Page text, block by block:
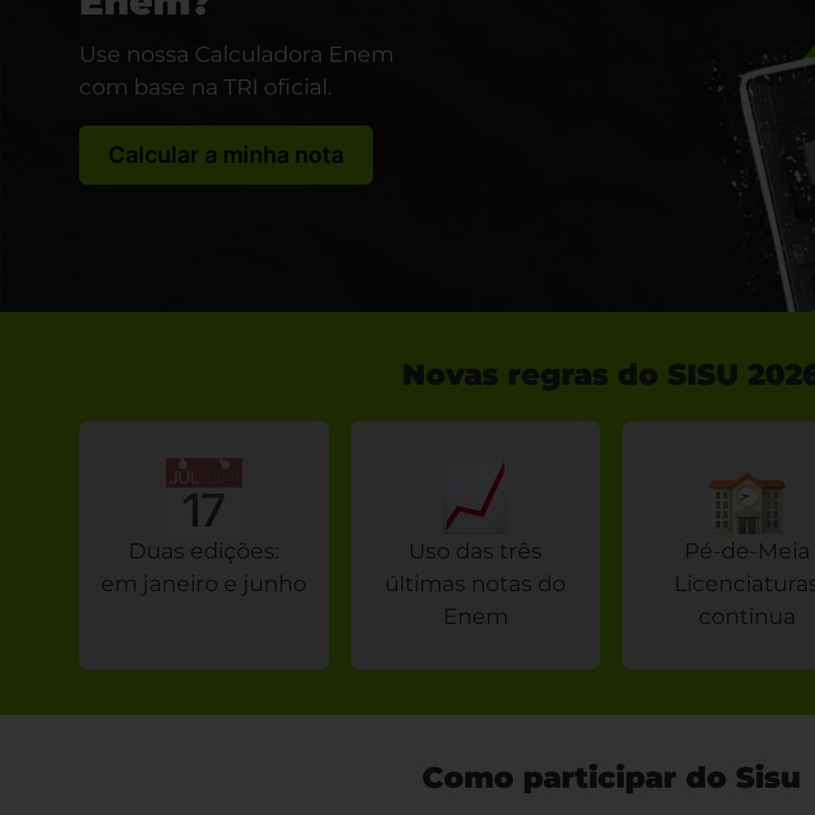
Use nossa Calculadora Enem
com base na TRI oficial.
Calcular a minha nota
Novas regras do SISU
Duas edições:
em janeiro e junho
Uso das três
últimas notas do
Enem
Pé-de-Meia
continua
Como participar do Sisu